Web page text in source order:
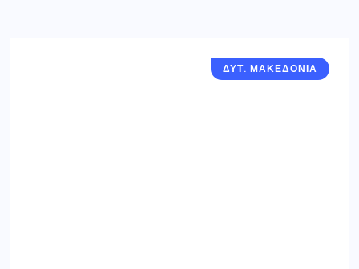
ΔΥΤ. ΜΑΚΕΔΟΝΙΑ